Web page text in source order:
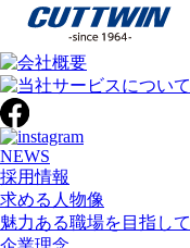
NEWS
採用情報
求める人物像
魅力ある職場を目指して